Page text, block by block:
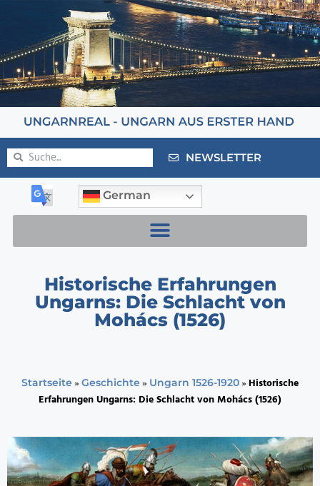
NEWSLETTER
German
Historische Erfahrungen
Ungarns: Die Schlacht von
Mohács (1526)
Startseite » Geschichte » Ungarn 1526-1920»Historische
Erfahrungen Ungarns: Die Schlacht von Mohács (1526)